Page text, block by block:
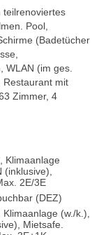
teilrenoviertes
Pool,
(Badetücher
WLAN (im ges.
Restaurant mit
Zimmer, 4
Klimaanlage
(inklusive),
2E/3E
(DEZ)
(w./k.),
Mietsafe.